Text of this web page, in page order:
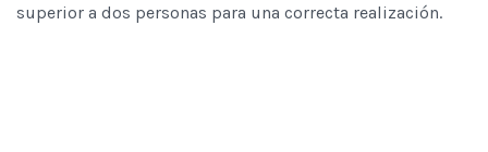
superior a dos personas para una correcta realización.